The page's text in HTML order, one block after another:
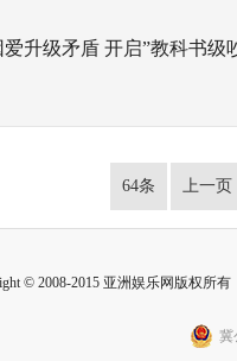
升级矛盾 开启”教科书级
64条 上一页
© 2008-2015 亚洲娱乐网版权所
冀